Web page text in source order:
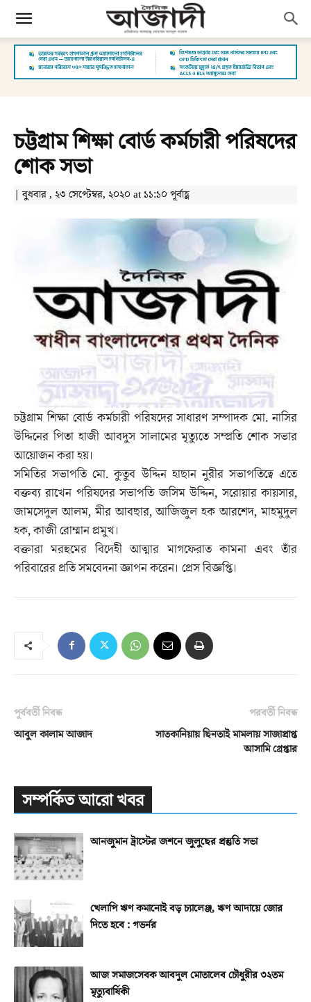
চট্টগ্রাম শিক্ষা বোর্ড কর্মচারী পরিষদের
শোক সভা
| বুধবার , ২৩ সেপ্টেম্বর, ২০২০ at ১১:১০ পূর্বাহ্ণ
চট্টগ্রাম শিক্ষা বোর্ড কর্মচারী পরিষদের সাধারণ সম্পাদক মো. নাসির
উদ্দিনের পিতা হাজী আবদুস সালামের মৃত্যুতে সম্প্রতি শোক সভার
আয়োজন করা হয়।
সমিতির সভাপতি মো. কুতুব উদ্দিন হাছান নুরীর সভাপতিত্বে এতে
বক্তব্য রাখেন পরিষদের সভাপতি জসিম উদ্দিন, সরোয়ার কায়সার,
জামসেদুল আলম, মীর আবছার, আজিজুল হক আরশেদ, মাহমুদুল
হক, কাজী রোম্মান প্রমুখ।
বক্তারা মরহুমের বিদেহী আত্মার মাগফেরাত কামনা এবং তাঁর
পরিবারের প্রতি সমবেদনা জ্ঞাপন করেন। প্রেস বিজ্ঞপ্তি।
পূর্ববর্তী নিবন্ধ
আবুল কালাম আজাদ
পরবর্তী নিবন্ধ
সাতকানিয়ায় ছিনতাই মামলায় সাজাপ্রাপ্ত
আসামি গ্রেপ্তার
সম্পর্কিত আরো খবর
আনজুমান ট্রাস্টের জশনে জুলুছের প্রস্তুতি সভা
খেলাপি ঋণ কমানোই বড় চ্যালেঞ্জ, ঋণ আদায়ে জোর
দিতে হবে : গভর্নর
আজ সমাজসেবক আবদুল মোতালেব চৌধুরীর ৩২তম
মৃত্যুবার্ষিকী